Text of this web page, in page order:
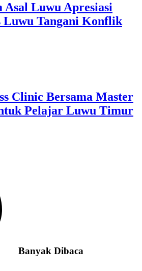
Luwu Apresiasi
Luwu Tangani Konflik
Clinic Bersama Master
Pelajar Luwu Timur
Banyak Dibaca